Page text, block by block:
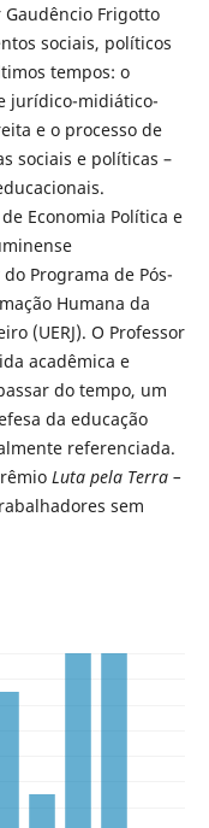
Frigotto
sociais, políticos
tempos: o
jurídico-midiático-
e o processo de
sociais e políticas –
Economia Política e
Programa de Pós-
Humana da
(UERJ). O Professor
acadêmica e
do tempo, um
da educação
referenciada.
Luta pela Terra –
sem